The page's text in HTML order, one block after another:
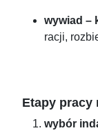
wywiad –
racji,
Etapy pracy
wybór